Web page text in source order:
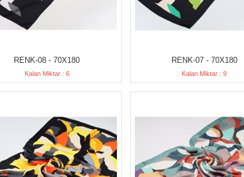
RENK-08 - 70X180
Kalan Miktar : 6
RENK-07 - 70X180
Kalan Miktar : 9